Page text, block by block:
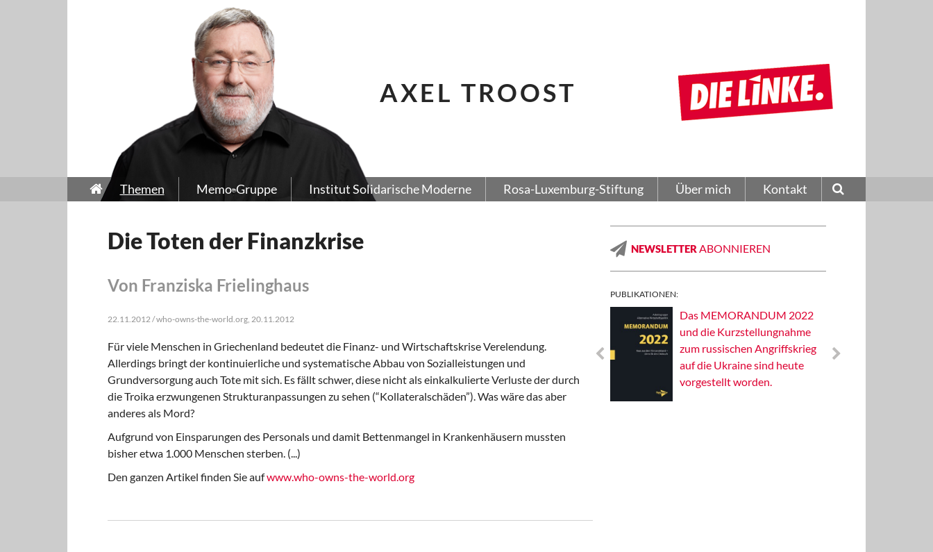
AXEL TROOST
Themen Memo-Gruppe Institut Solidarische Moderne Rosa-Luxemburg-Stiftung Über mich Kontakt
Die Toten der Finanzkrise
Von Franziska Frielinghaus
22.11.2012 / who-owns-the-world.org, 20.11.2012
Für viele Menschen in Griechenland bedeutet die Finanz- und Wirtschaftskrise Verelendung.
Allerdings bringt der kontinuierliche und systematische Abbau von Sozialleistungen und
Grundversorgung auch Tote mit sich. Es fällt schwer, diese nicht als einkalkulierte Verluste der durch
die Troika erzwungenen Strukturanpassungen zu sehen (“Kollateralschäden”). Was wäre das aber
anderes als Mord?
Aufgrund von Einsparungen des Personals und damit Bettenmangel in Krankenhäusern mussten
bisher etwa 1.000 Menschen sterben. (...)
Den ganzen Artikel finden Sie aufwww.who-owns-the-world.org
NEWSLETTER ABONNIEREN
PUBLIKATIONEN:
Das MEMORANDUM 2022
und die Kurzstellungnahme
zum russischen Angriffskrieg
auf die Ukraine sind heute
vorgestellt worden.